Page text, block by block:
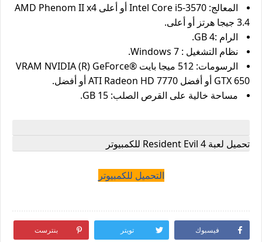
المعالج: Intel Core i5-3570 أو أعلى AMD Phenom II x4
3.4 جيجا هرتز أو أعلى.
الرام :4 GB.
نظام التشغيل : Windows 7.
الرسومات: 512 ميجا بايت VRAM NVIDIA (R) GeForce®
GTX 650 أو أفضل ATI Radeon HD 7770 أو أفضل.
مساحة خالية على القرص الصلب: 15 GB.
تحميل لعبة Resident Evil 4 للكمبيوتر
التحميل للكمبيوتر
فيسبوك تويتر بنترست